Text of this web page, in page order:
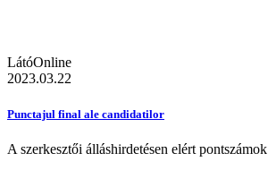
LátóOnline
2023.03.22
Punctajul final ale candidatilor
A szerkesztői álláshirdetésen elért pontszámok